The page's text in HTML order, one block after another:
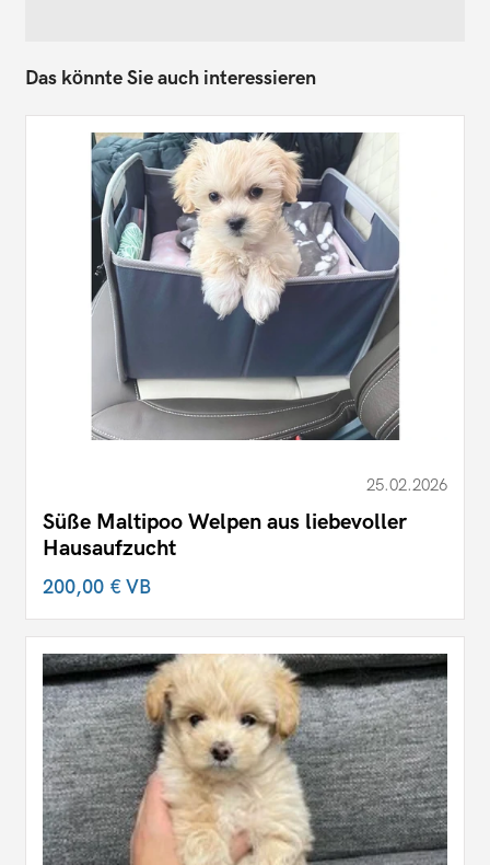
Das könnte Sie auch interessieren
25.02.2026
Süße Maltipoo Welpen aus liebevoller
Hausaufzucht
200,00 €VB